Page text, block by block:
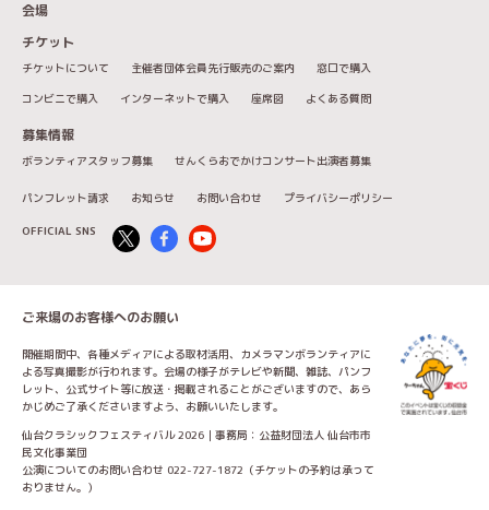
会場
チケット
チケットについて 主催者団体会員先行販売のご案内
窓口で購入
コンビニで購入
インターネットで購入 座席図 よくある質問
募集情報
ボランティアスタッフ募集 せんくらおでかけコンサート出演者募集
パンフレット請求 お知らせ お問い合わせ プライバシーポリシー
OFFICIAL SNS
ご来場のお客様へのお願い
開催期間中、各種メディアによる取材活用、カメラマンボランティアに
よる写真撮影が行われます。会場の様子がテレビや新聞、雑誌、パンフ
レット、公式サイト等に放送・掲載されることがございますので、あら
かじめご了承くださいますよう、お願いいたします。
仙台クラシックフェスティバル 2026｜事務局：公益財団法人 仙台市市
民文化事業団
公演についてのお問い合わせ 022-727-1872（チケットの予約は承って
おりません。）